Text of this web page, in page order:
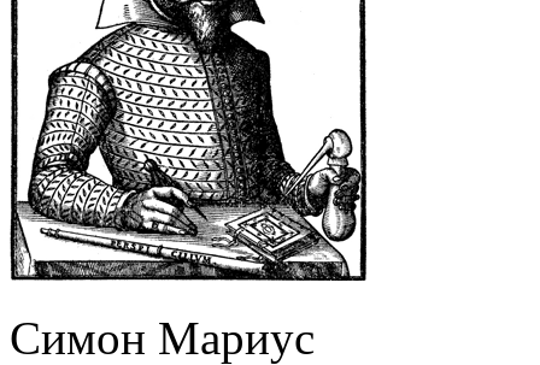
Симон Мариус